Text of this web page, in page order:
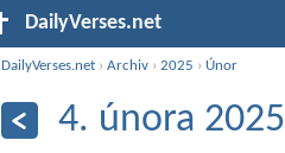
DailyVerses.net
DailyVerses.net ›Archiv ›2025 › Únor
4. února 2025